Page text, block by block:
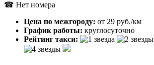
☎ Нет номера
Цена по межгороду: от 29 руб./км
График работы: круглосуточно
Рейтинг такси: